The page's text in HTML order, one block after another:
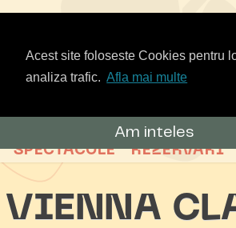
Acest site foloseste Cookies pentru
analiza trafic. Afla mai multe
Am inteles
SPECTACOLE REZERVARI
VIENNA